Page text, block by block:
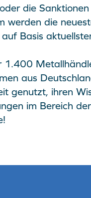
die
werden die
Basis
1.400
aus
genutzt, ihren
im Bereich